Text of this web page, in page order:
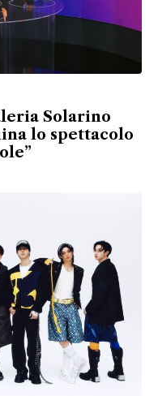
Solarino
lo spettacolo